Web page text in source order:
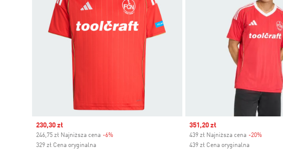
Sale price
230,30 zł
246,75 zł Najniższa cena -6%
329 zł Cena oryginalna
Sale price
351,20 zł
439 zł Najniższa cena -20%Discount
439 zł Cena oryginalna